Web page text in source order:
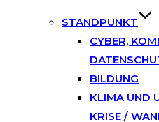
STANDPUNKT
CYBER,
BILDUNG
KLIMA UND
KRISE /